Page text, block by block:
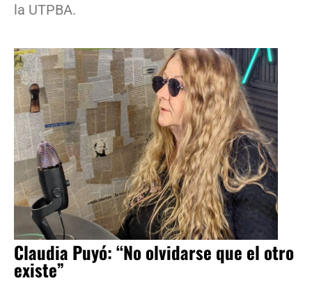
la UTPBA.
Claudia Puyó: “No olvidarse que el otro
existe”